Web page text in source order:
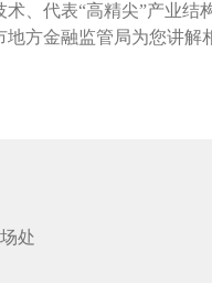
代表“高精尖”产业结
方金融监管局为您讲解
处